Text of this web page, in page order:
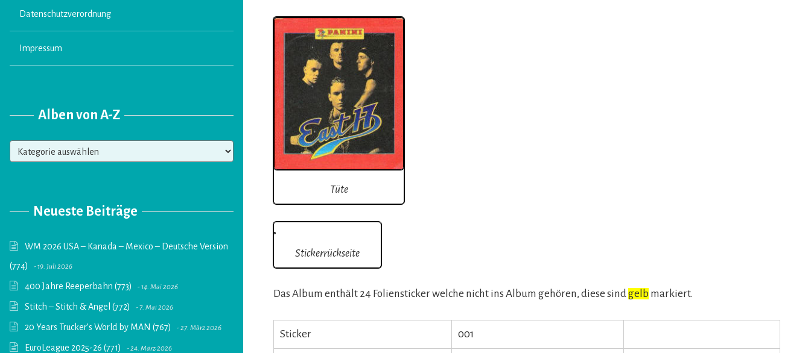
Datenschutzverordnung
Impressum
Alben von A-Z
Alben
von
Neueste Beiträge
WM 2026 USA – Kanada – Mexico – Deutsche Version
(774)
19. Juli 2026
400 Jahre Reeperbahn (773) 14. Mai 2026
Stitch – Stitch & Angel (772) 7. Mai 2026
20 Years Trucker’s World by MAN (767) 27. März 2026
EuroLeague 2025-26 (771) 24. März 2026
Tüte
Stickerrückseite
Das Album enthält 24 Foliensticker welche nicht ins Album gehören, diese sindgelb markiert.
Sticker 001